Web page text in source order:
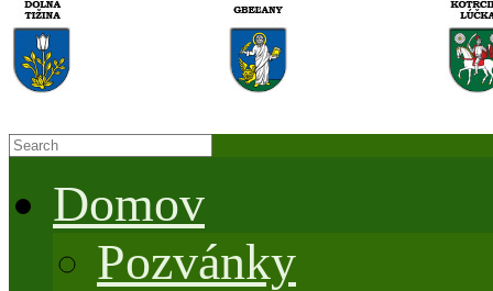
Domov
Pozvánky